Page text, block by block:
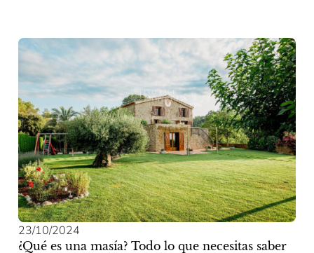
23/10/2024
¿Qué es una masía? Todo lo que necesitas saber